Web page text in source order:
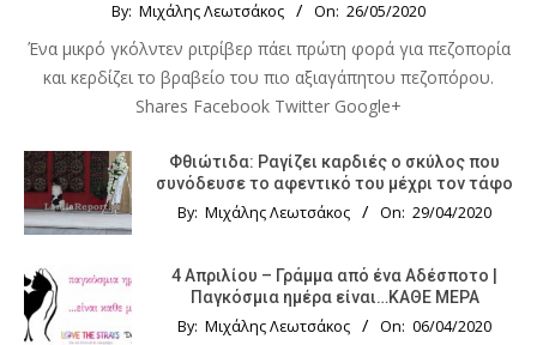
By: Μιχάλης Λεωτσάκος On: 26/05/2020
Ένα μικρό γκόλντεν ριτρίβερ πάει πρώτη φορά για πεζοπορία
και κερδίζει το βραβείο του πιο αξιαγάπητου πεζοπόρου.
Shares Facebook Twitter Google+
Φθιώτιδα: Ραγίζει καρδιές ο σκύλος που
συνόδευσε το αφεντικό του μέχρι τον τάφο
By: Μιχάλης Λεωτσάκος On: 29/04/2020
4 Απριλίου – Γράμμα από ένα Αδέσποτο |
Παγκόσμια ημέρα είναι…ΚΑΘΕ ΜΕΡΑ
By: Μιχάλης Λεωτσάκος On: 06/04/2020